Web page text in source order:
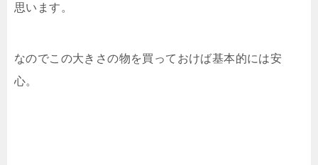
思います。
なのでこの大きさの物を買っておけば基本的には安
心。